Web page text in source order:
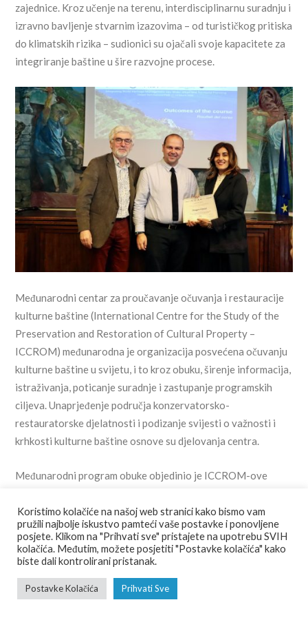
zajednice. Kroz učenje na terenu, interdisciplinarnu suradnju i
izravno bavljenje stvarnim izazovima – od turističkog pritiska
do klimatskih rizika – sudionici su ojačali svoje kapacitete za
integriranje baštine u šire razvojne procese.
Međunarodni centar za proučavanje očuvanja i restauracije
kulturne baštine (International Centre for the Study of the
Preservation and Restoration of Cultural Property –
ICCROM) međunarodna je organizacija posvećena očuvanju
kulturne baštine u svijetu, i to kroz obuku, širenje informacija,
istraživanja, poticanje suradnje i zastupanje programskih
ciljeva. Unaprjeđenje područja konzervatorsko-
restauratorske djelatnosti i podizanje svijesti o važnosti i
krhkosti kulturne baštine osnove su djelovanja centra.
Međunarodni program obuke objedinio je ICCROM-ove
teritorijalna i urbana zaštita) u jednom programu: PNC ITUC
2026 – Integriranje upravljanja svjetskom baštinom u šire
urbano i teritorijalno planiranje. Kroz terenski rad i
zajedničko učenje sudionici su istraživali kako se baština
može bolje integrirati u sustave planiranja, okvire upravljanja
i razvojne strategije. Tečaj se bavio i ključnim izazovima kao
Koristimo kolačiće na našoj web stranici kako bismo vam
pružili najbolje iskustvo pamteći vaše postavke i ponovljene
posjete. Klikom na "Prihvati sve" pristajete na upotrebu SVIH
kolačića. Međutim, možete posjetiti "Postavke kolačića" kako
biste dali kontrolirani pristanak.
Postavke Kolačića Prihvati Sve